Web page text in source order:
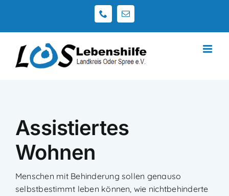
springen
TelefonE-
Mail
Assistiertes
Wohnen
Menschen mit Behinderung sollen genauso
selbstbestimmt leben können, wie nichtbehinderte